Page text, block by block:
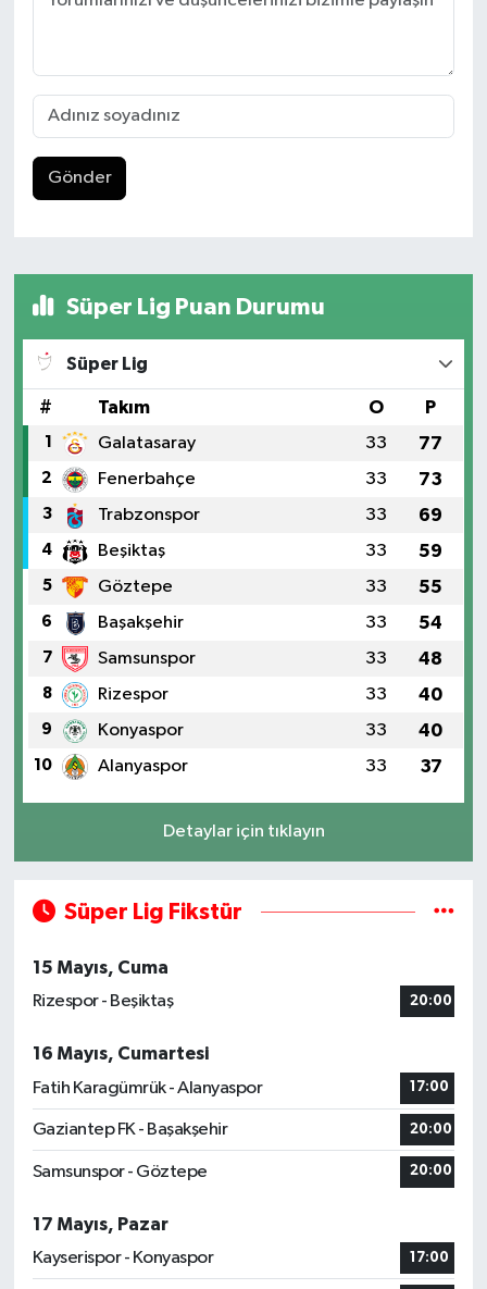
Gönder
Süper Lig Puan Durumu
Süper Lig
# Takım O P
1 Galatasaray 33 77
2 Fenerbahçe 33 73
3 Trabzonspor 33 69
4 Beşiktaş 33 59
5 Göztepe 33 55
6 Başakşehir 33 54
7 Samsunspor 33 48
8 Rizespor 33 40
9 Konyaspor 33 40
10 Alanyaspor 33 37
Detaylar için tıklayın
Süper Lig Fikstür
15 Mayıs, Cuma
Rizespor - Beşiktaş
20:00
16 Mayıs, Cumartesi
Fatih Karagümrük - Alanyaspor
17:00
Gaziantep FK - Başakşehir 20:00
Samsunspor - Göztepe 20:00
17 Mayıs, Pazar
Kayserispor - Konyaspor
17:00